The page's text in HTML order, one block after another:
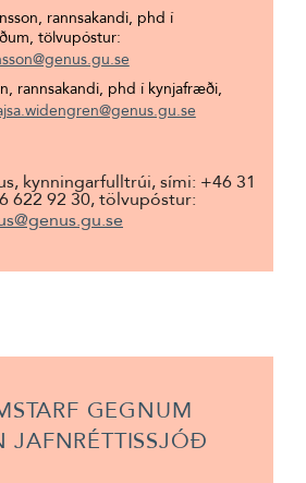
rannsakandi, phd í
tölvupóstur:
rannsakandi, phd í kynjafræði,
kynningarfulltrúi, sími: +46 31
622 92 30, tölvupóstur:
GEGNUM